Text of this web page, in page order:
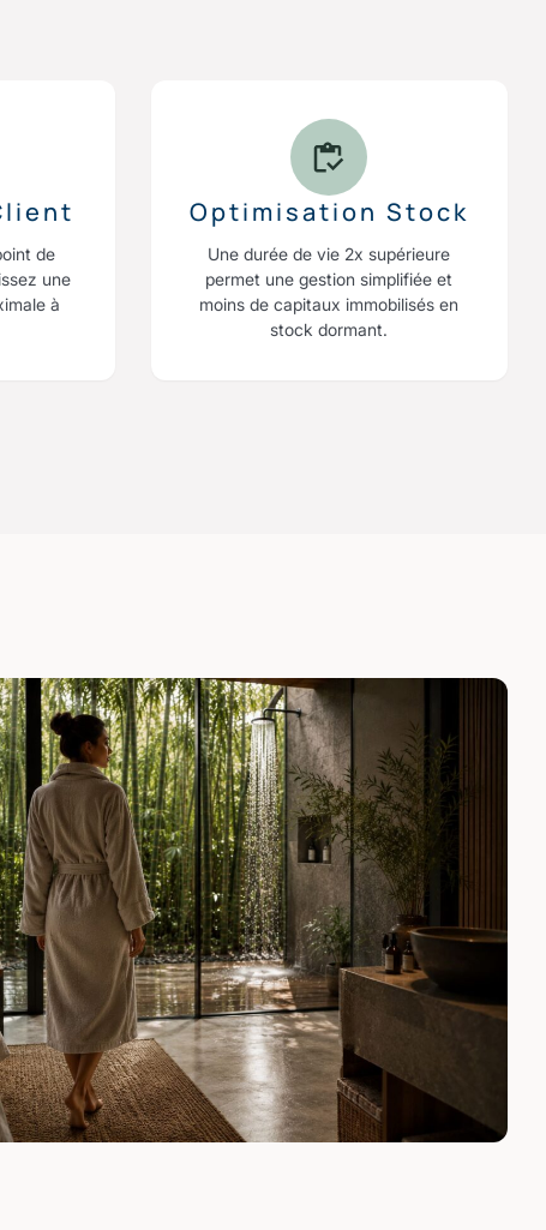
de
une
à
Optimisation Stock
Une durée de vie 2x supérieure
permet une gestion simplifiée et
moins de capitaux immobilisés en
stock dormant.